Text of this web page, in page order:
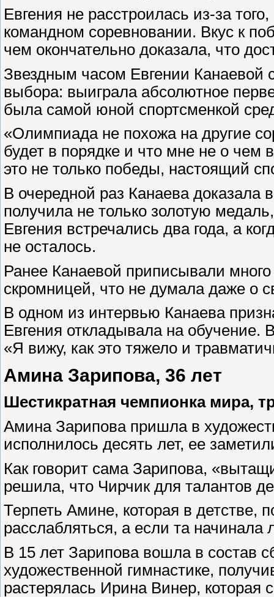
Евгения не расстроилась из-за
командном соревновании. Вкус к
чем окончательно доказала, что
Звездным часом Евгении Канаевой
выбора: выиграла абсолютное
была самой юной спортсменкой
«Олимпиада не похожа на другие
будет в порядке и что мне не о чем
это не только победы, настоящий
В очередной раз Канаева
получила не только золотую
Евгения встречались два года, а
не осталось.
Ранее Канаевой приписывали
скромницей, что не думала даже о
В одном из интервью Канаева
Евгения откладывала на обучение.
«Я вижу, как это тяжело и
Амина Зарипова, 36 лет
Шестикратная чемпионка мира,
Амина Зарипова пришла в
исполнилось десять лет, ее
Как говорит сама Зарипова,
решила, что Чирчик для талантов
Терпеть Амине, которая в
расслабляться, а если та начинала
В 15 лет Зарипова вошла в состав
художественной гимнастике,
растерялась Ирина Винер, которая